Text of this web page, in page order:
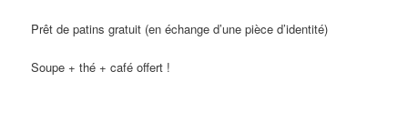
Prêt de patins gratuit (en échange d’une pièce d’identité)
Soupe + thé + café offert !